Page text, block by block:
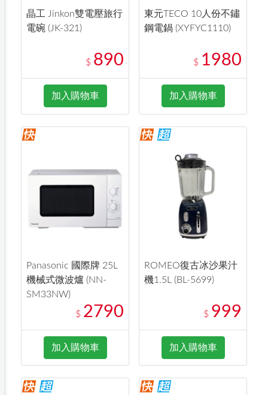
晶工 Jinkon雙電壓旅行
電碗 (JK-321)
$ 890
加入購物車
東元TECO 10人份不鏽
鋼電鍋 (XYFYC1110)
$ 1980
加入購物車
Panasonic 國際牌 25L
機械式微波爐 (NN-
SM33NW)
$ 2790
加入購物車
ROMEO復古冰沙果汁
機1.5L (BL-5699)
$ 999
加入購物車